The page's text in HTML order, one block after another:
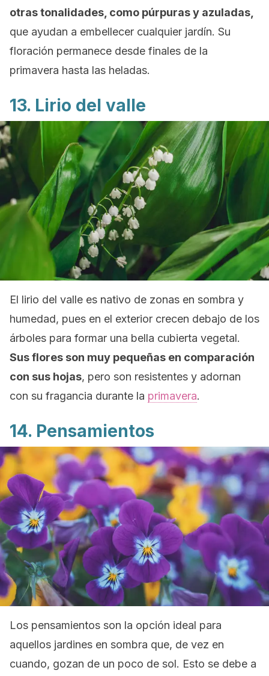
otras tonalidades, como púrpuras y azuladas,
que ayudan a embellecer cualquier jardín. Su
floración permanece desde finales de la
primavera hasta las heladas.
13. Lirio del valle
El lirio del valle es nativo de zonas en sombra y
humedad, pues en el exterior crecen debajo de los
árboles para formar una bella cubierta vegetal.
Sus flores son muy pequeñas en comparación
con sus hojas, pero son resistentes y adornan
con su fragancia durante la primavera.
14. Pensamientos
Los pensamientos son la opción ideal para
aquellos jardines en sombra que, de vez en
cuando, gozan de un poco de sol. Esto se debe a